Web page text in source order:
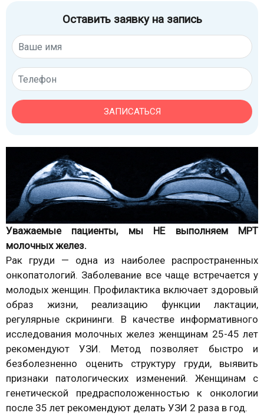
Оставить заявку на запись
ЗАПИСАТЬСЯ
Уважаемые пациенты, мы НЕ выполняем МРТ
молочных желез.
Рак груди — одна из наиболее распространенных
онкопатологий. Заболевание все чаще встречается у
молодых женщин. Профилактика включает здоровый
образ жизни, реализацию функции лактации,
регулярные скрининги. В качестве информативного
исследования молочных желез женщинам 25-45 лет
рекомендуют УЗИ. Метод позволяет быстро и
безболезненно оценить структуру груди, выявить
признаки патологических изменений. Женщинам с
генетической предрасположенностью к онкологии
после 35 лет рекомендуют делать УЗИ 2 раза в год.